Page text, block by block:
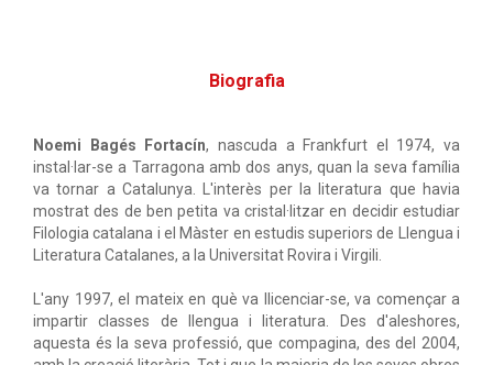
Biografia
Noemi Bagés Fortacín, nascuda a Frankfurt el 1974, va
instal·lar-se a Tarragona amb dos anys, quan la seva família
va tornar a Catalunya. L'interès per la literatura que havia
mostrat des de ben petita va cristal·litzar en decidir estudiar
Filologia catalana i el Màster en estudis superiors de Llengua i
Literatura Catalanes, a la Universitat Rovira i Virgili.
L'any 1997, el mateix en què va llicenciar-se, va començar a
impartir classes de llengua i literatura. Des d'aleshores,
aquesta és la seva professió, que compagina, des del 2004,